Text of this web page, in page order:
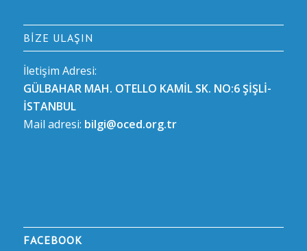
BIZE ULAŞIN
İletişim Adresi:
GÜLBAHAR MAH. OTELLO KAMİL SK. NO:6 ŞİŞLİ-
İSTANBUL
Mail adresi: bilgi@oced.org.tr
FACEBOOK